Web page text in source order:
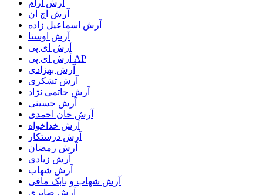
آرش آرام
آرش اچ ان
آرش اسماعیل زاده
آرش اوستا
آرش ای پی
آرش ای پی AP
آرش بهزادی
آرش تشکری
آرش حاتمی نژاد
آرش حسینی
آرش خان احمدی
آرش خداخواه
آرش درستکار
آرش رمضان
آرش زیادی
آرش شهاب
آرش شهاب و بابک مافی
آرش صابری